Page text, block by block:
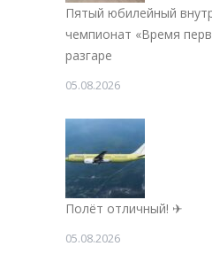
Пятый юбилейный
чемпионат «Время
разгаре
05.08.2026
Полёт отличный! ✈
05.08.2026